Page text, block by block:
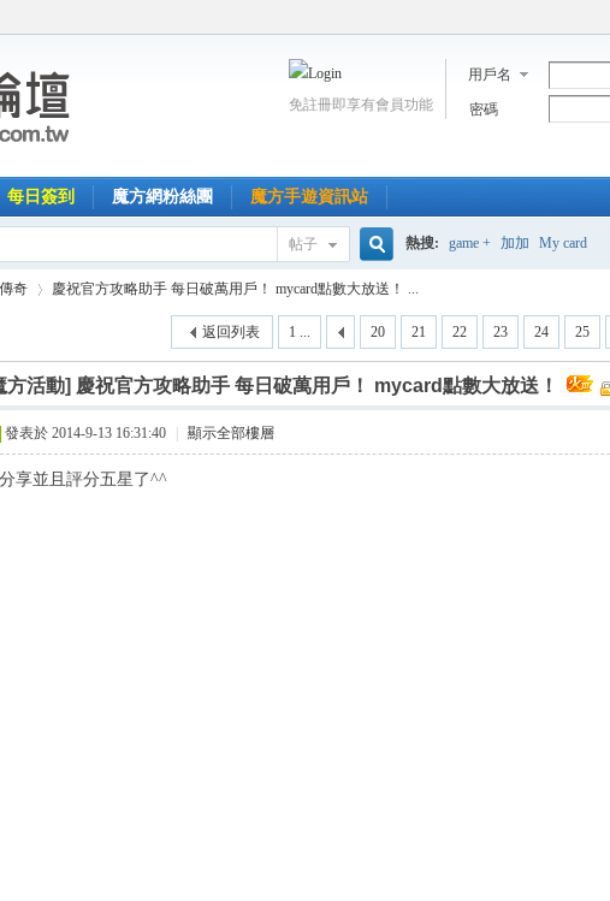
用戶名
密碼
免註冊即享有會員功能
每日簽到 魔方網粉絲團 魔方手遊資訊站
帖子
搜
索
熱搜: game + 加加 My card
奇
›
慶祝官方攻略助手 每日破萬用戶！ mycard點數大放送！ ...
1 ... 20 21 22 23 24 25
返回列表
方活動] 慶祝官方攻略助手 每日破萬用戶！ mycard點數大放送！
發表於 2014-9-13 16:31:40 顯示全部樓層
享並且評分五星了^^